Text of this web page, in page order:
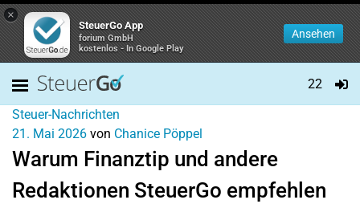
×
SteuerGo App
forium GmbH
kostenlos - In Google Play
Ansehen
22
Steuer-Nachrichten
21. Mai 2026 von Chanice Pöppel
Warum Finanztip und andere
Redaktionen SteuerGo empfehlen